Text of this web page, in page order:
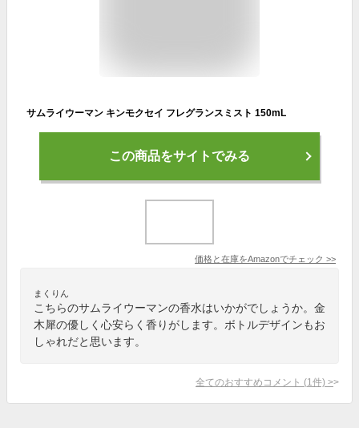
サムライウーマン キンモクセイ フレグランスミスト 150mL
この商品をサイトでみる
価格と在庫をAmazonでチェック >>
まくりん
こちらのサムライウーマンの香水はいかがでしょうか。金
木犀の優しく心安らく香りがします。ボトルデザインもお
しゃれだと思います。
全てのおすすめコメント (1 件) >